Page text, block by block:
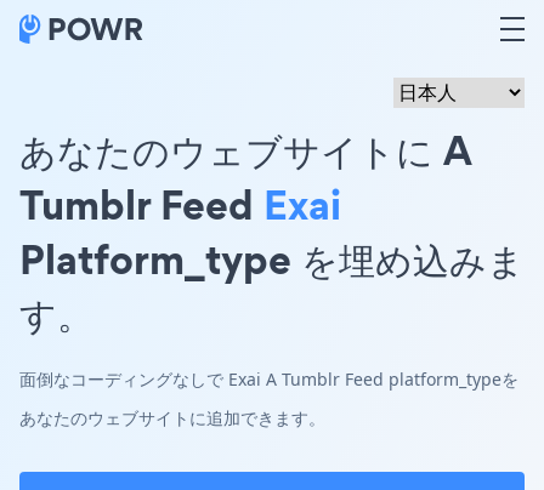
あなたのウェブサイトに A
Tumblr Feed Exai
Platform_type を埋め込みま
す。
面倒なコーディングなしで Exai A Tumblr Feed platform_typeを
あなたのウェブサイトに追加できます。